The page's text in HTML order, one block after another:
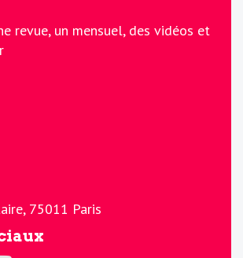
revue, un mensuel, des vidéos et
75011 Paris